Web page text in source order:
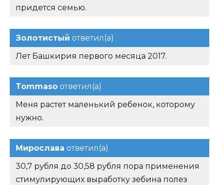
придется семью.
Золотистый ответил(а)
Лет Башкирия первого месяца 2017.
Tommaso ответил(а)
Меня растет маленький ребенок, которому
нужно.
Мирослава ответил(а)
30,7 рубля до 30,58 рубля пора применения
стимулирующих выработку зебина полез